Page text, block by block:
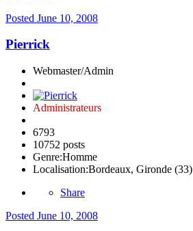
Posted June 10, 2008
Pierrick
Webmaster/Admin
Administrateurs
6793
10752 posts
Genre:Homme
Localisation:Bordeaux, Gironde (33)
Share
Posted June 10, 2008